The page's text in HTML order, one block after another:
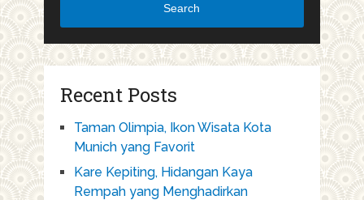
Search
Recent Posts
Taman Olimpia, Ikon Wisata Kota
Munich yang Favorit
Kare Kepiting, Hidangan Kaya
Rempah yang Menghadirkan